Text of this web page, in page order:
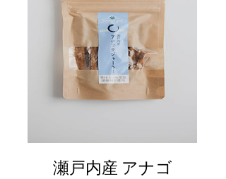
瀬戸内産 アナゴ